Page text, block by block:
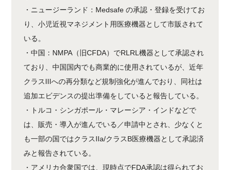
・ニュージーランド：Medsafe の承認・登録を受けてお
り、小児近視マネジメント用医療機器として市販されて
いる。
・中国：NMPA（旧CFDA）でRLRL機器として承認され
ており、中国国内でも商業的に使用されているが、近年
クラスIIIへの再分類など規制強化が進んでおり、同社は
追加エビデンスの提出準備をしていると報告している。
・トルコ・シンガポール・マレーシア・インドなどで
は、販売・導入が進んでいる／申請中とされ、少なくと
も一部の国ではクラスIIa/クラスB医療機器として承認済
みと報告されている。
・アメリカ合衆国では、現時点でFDA承認は得られてお